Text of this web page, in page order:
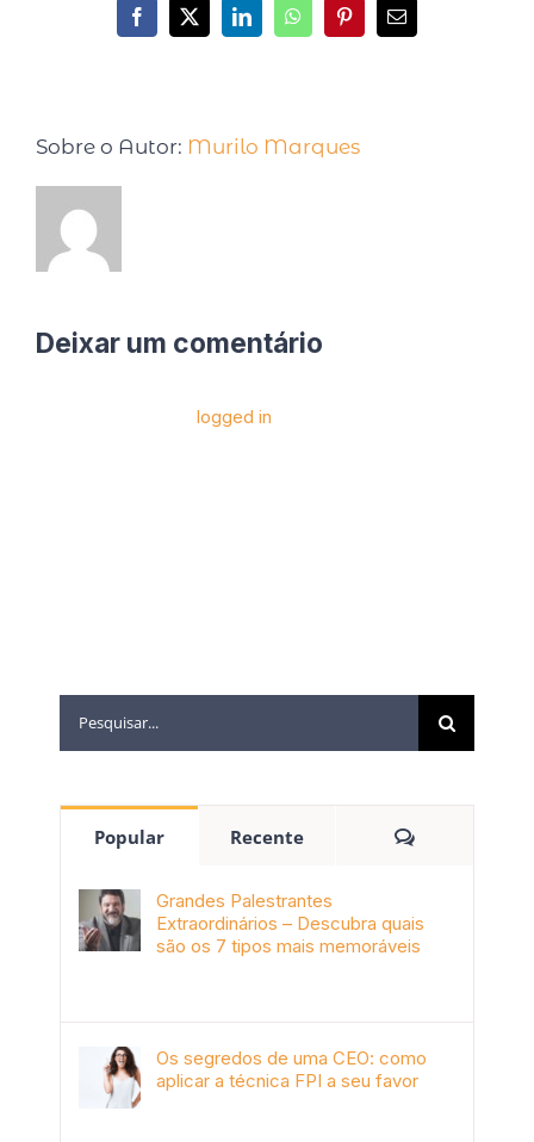
Sobre o Autor: Murilo Marques
Deixar um comentário
logged in
Popular Recente
Grandes Palestrantes
Extraordinários – Descubra quais
são os 7 tipos mais memoráveis
Os segredos de uma CEO: como
aplicar a técnica FPI a seu favor